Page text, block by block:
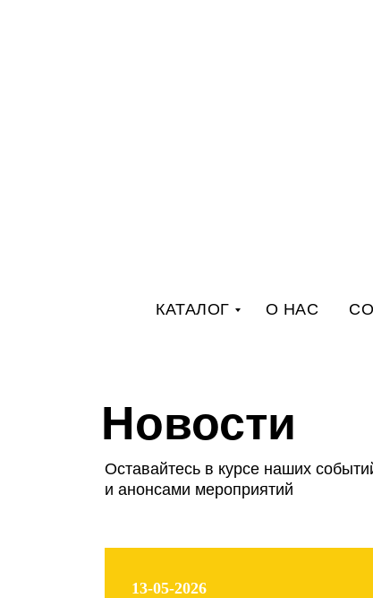
КАТАЛОГ О НАС
Новости
Оставайтесь в курсе наших
и анонсами мероприятий
13-05-2026